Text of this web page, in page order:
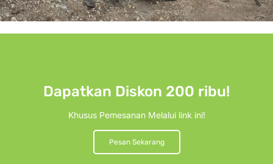
Dapatkan Diskon 200 ribu!
Khusus Pemesanan Melalui link ini!
Pesan Sekarang